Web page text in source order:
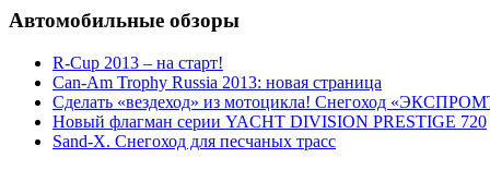
Автомобильные обзоры
R-Cup 2013 – на старт!
Can-Am Trophy Russia 2013: новая страница
Сделать «вездеход» из мотоцикла! Снегоход
Новый флагман серии YACHT DIVISION PRESTIGE 720
Sand-X. Снегоход для песчаных трасс